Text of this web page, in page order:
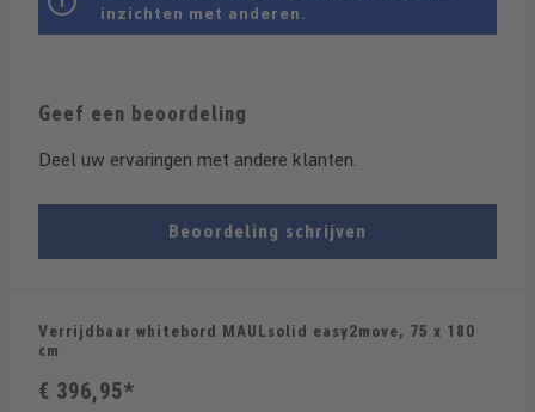
Geef een beoordeling
Deel uw ervaringen met andere klanten.
Beoordeling schrijven
inzichten met anderen.
Verrijdbaar whitebord MAULsolid easy2move, 75 x 180
cm
€ 396,95*